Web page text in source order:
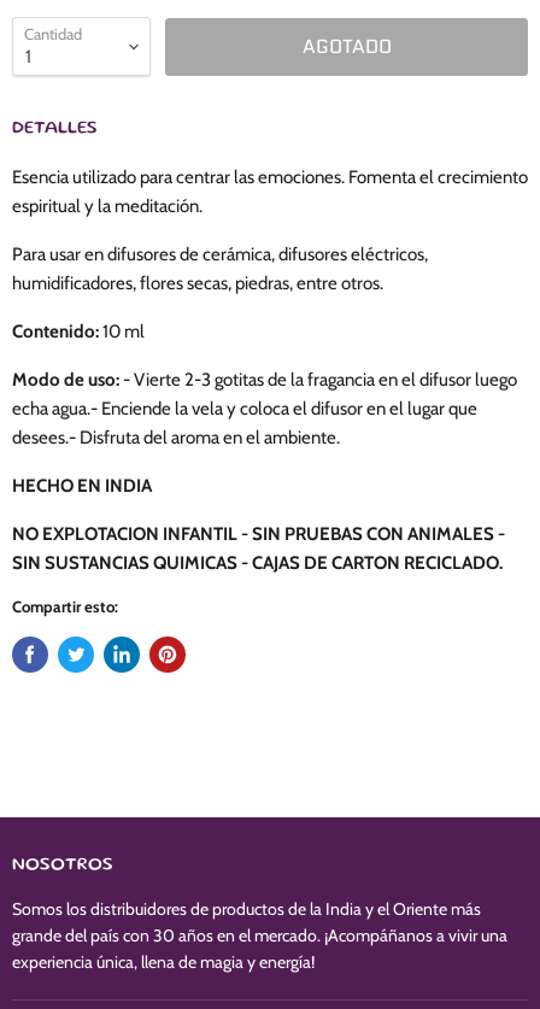
Cantidad AGOTADO
DETALLES
Esencia utilizado para centrar las emociones. Fomenta el crecimiento
espiritual y la meditación.
Para usar en difusores de cerámica, difusores eléctricos,
humidificadores, flores secas, piedras, entre otros.
Contenido:10 ml
Modo de uso:- Vierte 2-3 gotitas de la fragancia en el difusor luego
echa agua.- Enciende la vela y coloca el difusor en el lugar que
desees.- Disfruta del aroma en el ambiente.
HECHO EN INDIA
NO EXPLOTACION INFANTIL - SIN PRUEBAS CON ANIMALES -
SIN SUSTANCIAS QUIMICAS - CAJAS DE CARTON RECICLADO.
Compartir esto:
NOSOTROS
Somos los distribuidores de productos de la India y el Oriente más
grande del país con 30 años en el mercado. ¡Acompáñanos a vivir una
experiencia única, llena de magia y energía!